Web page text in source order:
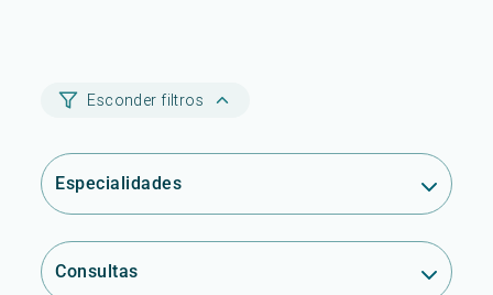
Esconder filtros
Especialidades
Consultas